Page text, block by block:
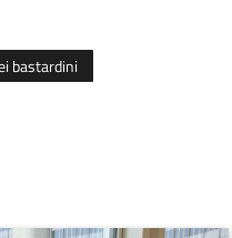
bastardini